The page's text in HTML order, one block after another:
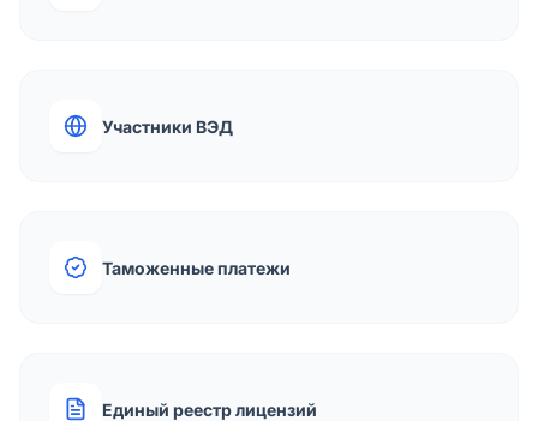
Участники ВЭД
Таможенные платежи
Единый реестр лицензий